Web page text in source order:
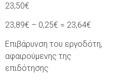
23,50€
23,89€ – 0,25€ = 23,64€
Επιβάρυνση του εργοδότη,
αφαιρούμενης της
επιδότησης